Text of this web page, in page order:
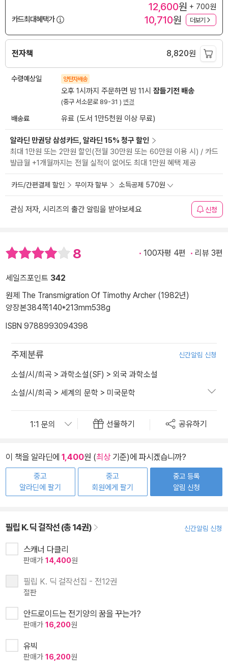
12,600원 + 700원
카드최대혜택가
10,710원 더보기
전자책 8,820원
수령예상일 양탄자배송
오후 1시까지 주문하면 밤 11시 잠들기전 배송
(중구 서소문로 89-31 ) 변경
배송료 유료 (도서 1만5천원 이상 무료)
알라딘 만권당 삼성카드, 알라딘 15% 청구 할인
최대 1만원 또는 2만원 할인(전월 30만원 또는 60만원 이용 시) / 카드
발급월 +1개월까지는 전월 실적이 없어도 최대 1만원 혜택 제공
카드/간편결제 할인 무이자 할부 소득공제 570원
관심 저자, 시리즈의 출간 알림을 받아보세요 신청
8 100자평 4편 리뷰 3편
세일즈포인트 342
원제 The Transmigration Of Timothy Archer (1982년)
양장본384쪽140*213mm538g
ISBN 9788993094398
주제분류 신간알림 신청
소설/시/희곡 > 과학소설(SF) > 외국 과학소설
소설/시/희곡 > 세계의 문학 > 미국문학
선물하기 공유하기
이 책을 알라딘에 1,400원 (최상기준)에 파시겠습니까?
중고
알라딘에 팔기
중고
회원에게 팔기
중고 등록
알림 신청
필립 K. 딕 걸작선 (총 14권) 신간알림 신청
스캐너 다클리
판매가 14,400원
필립 K. 딕 걸작선집 - 전12권
절판
안드로이드는 전기양의 꿈을 꾸는가?
판매가 16,200원
유빅
판매가 16,200원